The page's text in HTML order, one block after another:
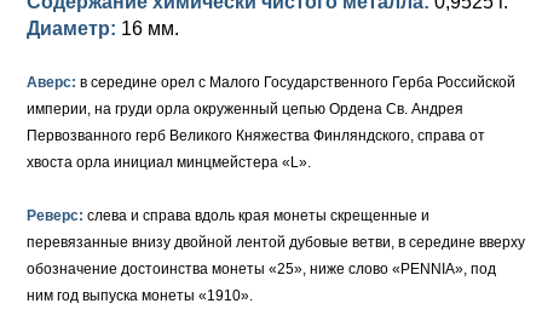
Диаметр: 16 мм.
Аверс: в середине орел с Малого Государственного Герба Российской
империи, на груди орла окруженный цепью Ордена Св. Андрея
Первозванного герб Великого Княжества Финляндского, справа от
хвоста орла инициал минцмейстера «L».
Реверс: слева и справа вдоль края монеты скрещенные и
перевязанные внизу двойной лентой дубовые ветви, в середине вверху
обозначение достоинства монеты «25», ниже слово «PENNIA», под
ним год выпуска монеты «1910».